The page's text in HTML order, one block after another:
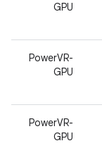
GPU
PowerVR-
GPU
PowerVR-
GPU